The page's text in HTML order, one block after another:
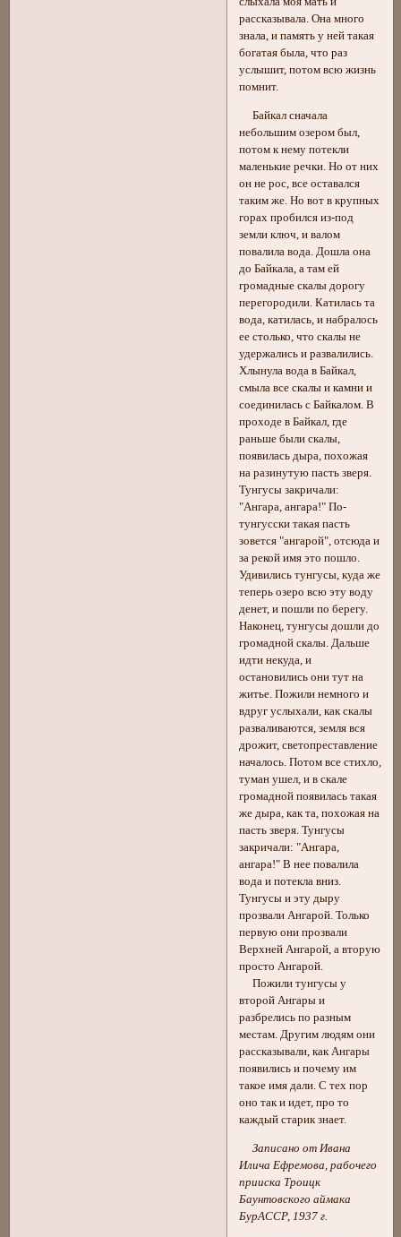
рассказывала. Она много
знала, и память у ней такая
богатая была, что раз
услышит, потом всю жизнь
помнит.
Байкал сначала
небольшим озером был,
потом к нему потекли
маленькие речки. Но от них
он не рос, все оставался
таким же. Но вот в крупных
горах пробился из-под
земли ключ, и валом
повалила вода. Дошла она
до Байкала, а там ей
громадные скалы дорогу
перегородили. Катилась та
вода, катилась, и набралось
ее столько, что скалы не
удержались и развалились.
Хлынула вода в Байкал,
смыла все скалы и камни и
соединилась с Байкалом. В
проходе в Байкал, где
раньше были скалы,
появилась дыра, похожая
на разинутую пасть зверя.
Тунгусы закричали:
"Ангара, ангара!" По-
тунгусски такая пасть
зовется "ангарой", отсюда и
за рекой имя это пошло.
Удивились тунгусы, куда же
теперь озеро всю эту воду
денет, и пошли по берегу.
Наконец, тунгусы дошли до
громадной скалы. Дальше
идти некуда, и
остановились они тут на
житье. Пожили немного и
вдруг услыхали, как скалы
разваливаются, земля вся
дрожит, светопреставление
началось. Потом все стихло,
туман ушел, и в скале
громадной появилась такая
же дыра, как та, похожая на
пасть зверя. Тунгусы
закричали: "Ангара,
ангара!" В нее повалила
вода и потекла вниз.
Тунгусы и эту дыру
прозвали Ангарой. Только
первую они прозвали
Верхней Ангарой, а вторую
просто Ангарой.
Пожили тунгусы у
второй Ангары и
разбрелись по разным
местам. Другим людям они
рассказывали, как Ангары
появились и почему им
такое имя дали. С тех пор
оно так и идет, про то
каждый старик знает.
Записано от Ивана
Илича Ефремова, рабочего
прииска Троицк
Баунтовского аймака
БурАССР, 1937 г.